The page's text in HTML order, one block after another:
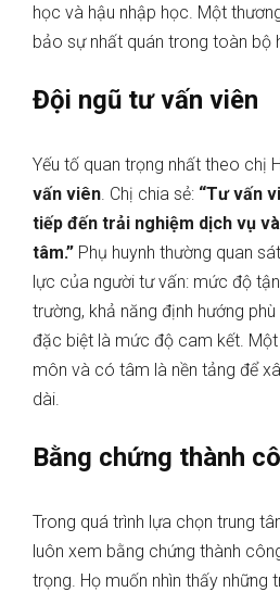
học và hậu nhập học. Một
bảo sự nhất quán trong toàn bộ
Đội ngũ tư vấn viên
Yếu tố quan trọng nhất theo chị
vấn viên . Chị chia sẻ: “Tư vấn
tiếp đến trải nghiệm dịch vụ
tâm.” Phụ huynh thường quan
lực của người tư vấn: mức độ
trường, khả năng định hướng
đặc biệt là mức độ cam kết.
môn và có tâm là nền tảng để
dài.
Bằng chứng thành
Trong quá trình lựa chọn trung
luôn xem bằng chứng thành
trọng. Họ muốn nhìn thấy những